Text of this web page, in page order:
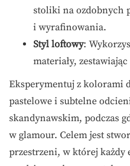
stoliki na ozdobnych
i wyrafinowania.
Styl loftowy:
materiały,
Eksperymentuj z kolorami
pastelowe i subtelne
skandynawskim, podczas
w glamour. Celem jest
przestrzeni, w której każdy